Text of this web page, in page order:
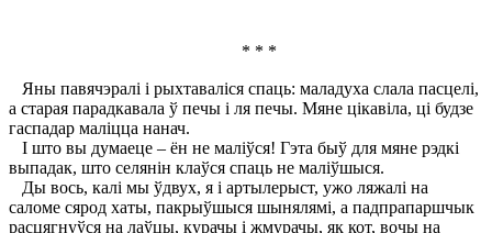
* * *
Яны павячэралі і рыхтаваліся спаць: маладуха слала пасцелі,
а старая парадкавала ў печы і ля печы. Мяне цікавіла, ці будзе
гаспадар маліцца нанач.
I што вы думаеце – ён не маліўся! Гэта быў для мяне рэдкі
выпадак, што селянін клаўся спаць не маліўшыся.
Ды вось, калі мы ўдвух, я і артылерыст, ужо ляжалі на
саломе сярод хаты, пакрыўшыся шынялямі, а падпрапаршчык
расцягнуўся на лаўцы, курачы і жмурачы, як кот, вочы на